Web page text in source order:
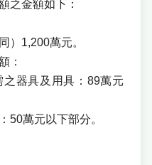
之金額如下：
）1,200萬元。
：
之器具及用具：89萬元
50萬元以下部分。